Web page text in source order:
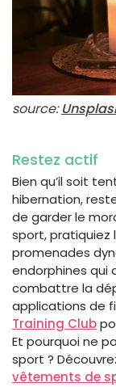
source:
Restez actif
Bien qu’il soit
hibernation,
de garder le
sport, pratiquiez
promenades
endorphines qui
combattre la
applications de
Training Club
Et pourquoi ne
sport ?
vêtements de